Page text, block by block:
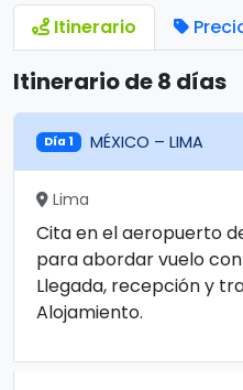
Itinerario
Itinerario de 8 días
Día 1 MÉXICO – LIMA
Lima
Cita en el aeropuerto
para abordar vuelo con
Llegada, recepción y
Alojamiento.